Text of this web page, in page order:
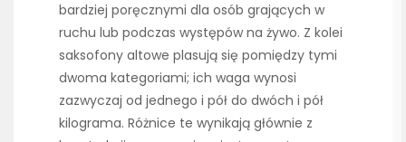
bardziej poręcznymi dla osób grających w
ruchu lub podczas występów na żywo. Z kolei
saksofony altowe plasują się pomiędzy tymi
dwoma kategoriami; ich waga wynosi
zazwyczaj od jednego i pół do dwóch i pół
kilograma. Różnice te wynikają głównie z